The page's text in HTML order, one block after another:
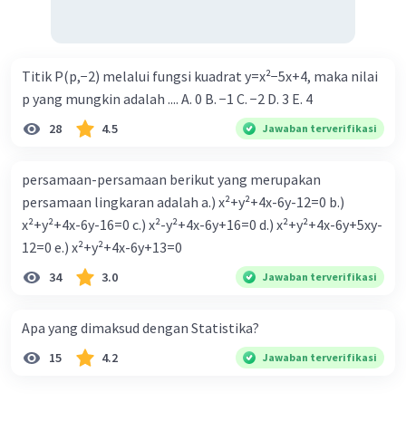
Titik P(p,−2) melalui fungsi kuadrat y=x²−5x+4, maka nilai
p yang mungkin adalah .... A. 0 B. −1 C. −2 D. 3 E. 4
28 4.5 Jawaban terverifikasi
persamaan-persamaan berikut yang merupakan
persamaan lingkaran adalah a.) x²+y²+4x-6y-12=0 b.)
x²+y²+4x-6y-16=0 c.) x²-y²+4x-6y+16=0 d.) x²+y²+4x-6y+5xy-
12=0 e.) x²+y²+4x-6y+13=0
34 3.0 Jawaban terverifikasi
Apa yang dimaksud dengan Statistika?
15 4.2 Jawaban terverifikasi